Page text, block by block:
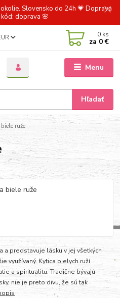
Slovensko do 24h 💗 Doprava
doprava 🌸
Menu
Hľadať
0 ks
za 0 €
ruže
a predstavuje lásku v jej všetkých
využívaný. Kytica bielych ruží
a spiritualitu. Tradične bývajú
nie je preto divu, že sú tak